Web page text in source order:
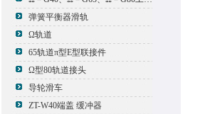
弹簧平衡器滑轨
Ω轨道
65轨道π型E型联接件
Ω型80轨道接头
导轮滑车
ZT-W40端盖 缓冲器